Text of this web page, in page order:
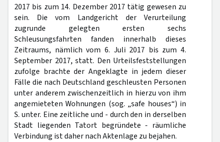
2017 bis zum 14. Dezember 2017 tätig gewesen zu
sein. Die vom Landgericht der Verurteilung
zugrunde gelegten ersten sechs
Schleusungsfahrten fanden innerhalb dieses
Zeitraums, nämlich vom 6. Juli 2017 bis zum 4.
September 2017, statt. Den Urteilsfeststellungen
zufolge brachte der Angeklagte in jedem dieser
Fälle die nach Deutschland geschleusten Personen
unter anderem zwischenzeitlich in hierzu von ihm
angemieteten Wohnungen (sog. „safe houses“) in
S. unter. Eine zeitliche und - durch den in derselben
Stadt liegenden Tatort begründete - räumliche
Verbindung ist daher nach Aktenlage zu bejahen.